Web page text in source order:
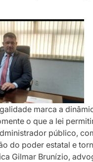
marca a
o que a lei
público,
do poder estatal e
Gilmar Brunízio,